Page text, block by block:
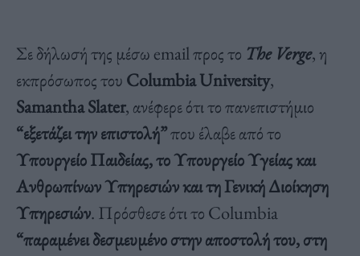
Σε δήλωσή της μέσω email προς το The Verge, η
εκπρόσωπος του Columbia University,
Samantha Slater, ανέφερε ότι το πανεπιστήμιο
“εξετάζει την επιστολή”που έλαβε από το
Υπουργείο Παιδείας, το Υπουργείο Υγείας και
Ανθρωπίνων Υπηρεσιών και τη Γενική Διοίκηση
Υπηρεσιών. Πρόσθεσε ότι το Columbia
“παραμένει δεσμευμένο στην αποστολή του, στη